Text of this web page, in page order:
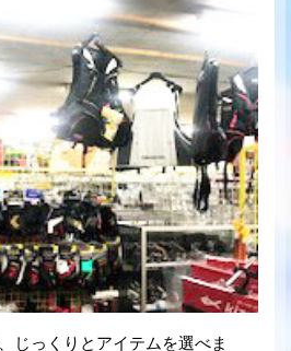
じっくりとアイテムを選べま